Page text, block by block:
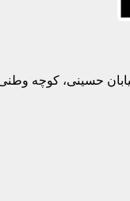
کوچه وطنی، پلاک